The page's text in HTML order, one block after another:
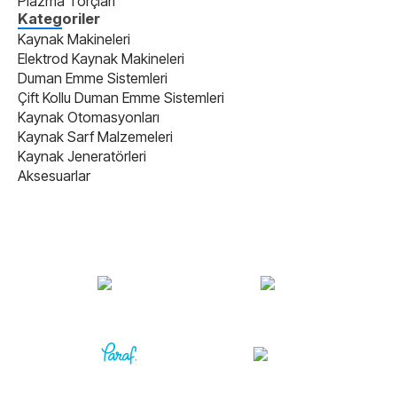
Kategoriler
Kaynak Makineleri
Elektrod Kaynak Makineleri
Duman Emme Sistemleri
Çift Kollu Duman Emme Sistemleri
Kaynak Otomasyonları
Kaynak Sarf Malzemeleri
Kaynak Jeneratörleri
Aksesuarlar